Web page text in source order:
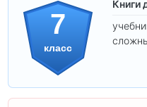
7
класс
Книги